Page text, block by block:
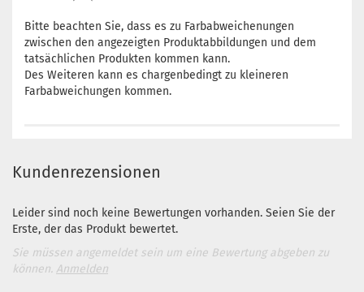
Bitte beachten Sie, dass es zu Farbabweichenungen
zwischen den angezeigten Produktabbildungen und dem
tatsächlichen Produkten kommen kann.
Des Weiteren kann es chargenbedingt zu kleineren
Farbabweichungen kommen.
Kundenrezensionen
Leider sind noch keine Bewertungen vorhanden. Seien Sie der
Erste, der das Produkt bewertet.
Sie müssen angemeldet sein um eine Bewertung abgeben zu
können. Anmelden